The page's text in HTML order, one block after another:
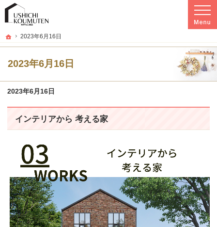
ホーム
2023年6月16日
2023年6月16日
プロの目線からご提案。秋田県由利本荘市の注文住宅・新築戸建てを手がける工
秋田県由利本荘市の新築・注文住宅・新築戸建てを手がける工務店なら宇七工務店
2023年6月16日
インテリアから 考える家